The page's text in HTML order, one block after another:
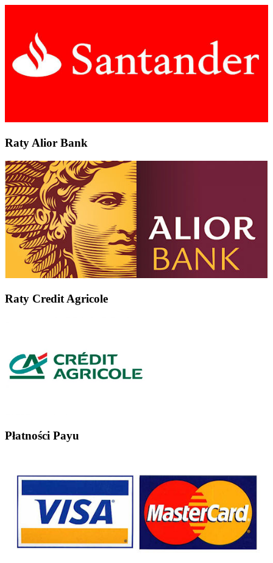
Raty Alior Bank
Raty Credit Agricole
Płatności Payu